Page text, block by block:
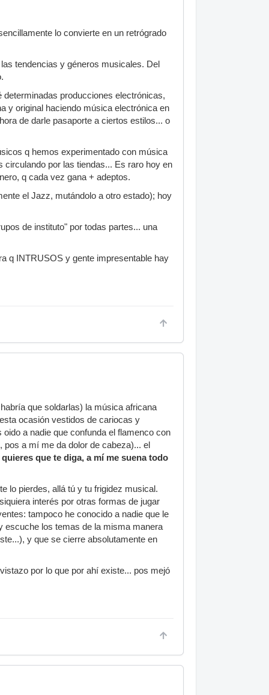
lo convierte en un retrógrado
tendencias y géneros musicales. Del
producciones electrónicas,
y original haciendo música electrónica en
de darle pasaporte a ciertos estilos... o
q hemos experimentado con música
por las tiendas... Es raro hoy en
q cada vez gana + adeptos.
el Jazz, mutándolo a otro estado); hoy
de instituto" por todas partes... una
q INTRUSOS y gente impresentable hay
que soldarlas) la música africana
ocasión vestidos de cariocas y
a nadie que confunda el flamenco con
a mí me da dolor de cabeza)... el
que te diga, a mí me suena todo
lo pierdes, allá tú y tu frigidez musical.
interés por otras formas de jugar
tampoco he conocido a nadie que le
escuche los temas de la misma manera
y que se cierre absolutamente en
por lo que por ahí existe... pos mejó